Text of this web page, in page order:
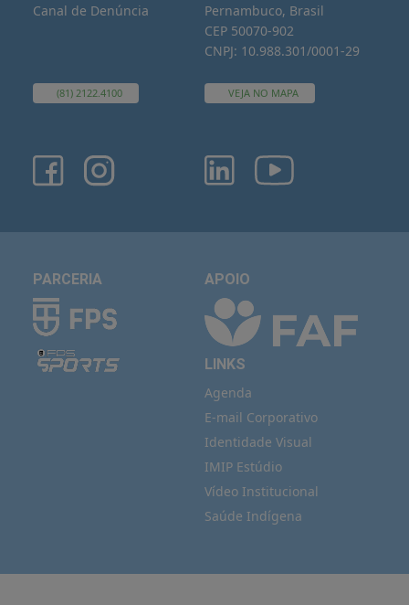
Canal de Denúncia
(81) 2122.4100
Pernambuco, Brasil
CEP 50070-902
CNPJ: 10.988.301/0001-29
VEJA NO MAPA
PARCERIA APOIO
LINKS
Agenda
E-mail Corporativo
Identidade Visual
IMIP Estúdio
Vídeo Institucional
Saúde Indígena